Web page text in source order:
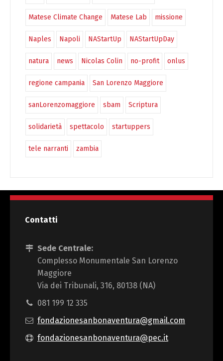
Matese Climate Change Matese Lab missione
Naples Napoli NAStartUp NAStartUpDay
natura news Nicolas Colin no-profit onlus
regione campania San Lorenzo Maggiore
sanLorenzomaggiore sbam Scriptura
solidarietà spettacolo startuppers
tele narranti zambia
Contatti
Sede Centrale:
Complesso Monumentale San Lorenzo
Maggiore
Via dei Tribunali, 316, 80138 (NA)
081 199 12 335
fondazionesanbonaventura@gmail.com
fondazionesanbonaventura@pec.it